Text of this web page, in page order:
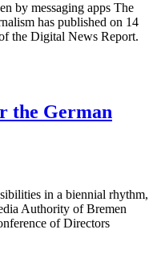
by messaging apps The
has published on 14
the Digital News Report.
the German
in a biennial rhythm,
Authority of Bremen
of Directors